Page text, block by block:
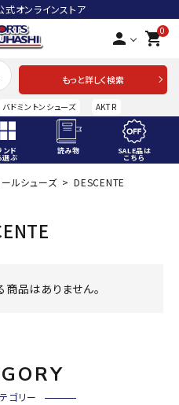
オンラインストア
person 0
shopping_cart
もっと詳しく検索
バドミントンシューズ AKTR
ンド
選ぶ
読み物 SALE品は
こちら
ルシューズ DESCENTE
品はありません。
ゴリー